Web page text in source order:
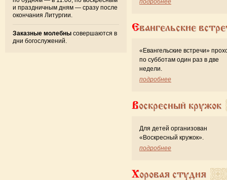
и праздничным дням — сразу после
окончания Литургии.
Заказные молебны совершаются в
дни богослужений.
подробнее
Евангельские
«Евангельские встречи»
по субботам один раз в две
недели.
подробнее
Воскресный кружок
Для детей организован
«Воскресный кружок».
подробнее
Хоровая студия